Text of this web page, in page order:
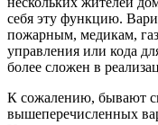
себя эту функцию.
пожарным, медикам,
управления или кода
более сложен в
К сожалению, бывают
вышеперечисленных